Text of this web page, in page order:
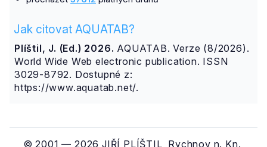
Jak citovat AQUATAB?
Plíštil, J. (Ed.) 2026. AQUATAB. Verze (8/2026).
World Wide Web electronic publication. ISSN
3029-8792. Dostupné z:
https://www.aquatab.net/.
© 2001 — 2026 JIŘÍ PLÍŠTIL, Rychnov n. Kn.,